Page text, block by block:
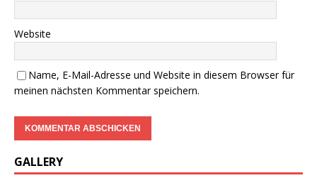
Website
Name, E-Mail-Adresse und Website in diesem Browser für
meinen nächsten Kommentar speichern.
GALLERY